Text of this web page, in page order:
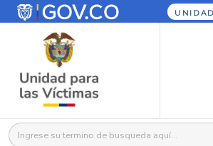
Buscar: